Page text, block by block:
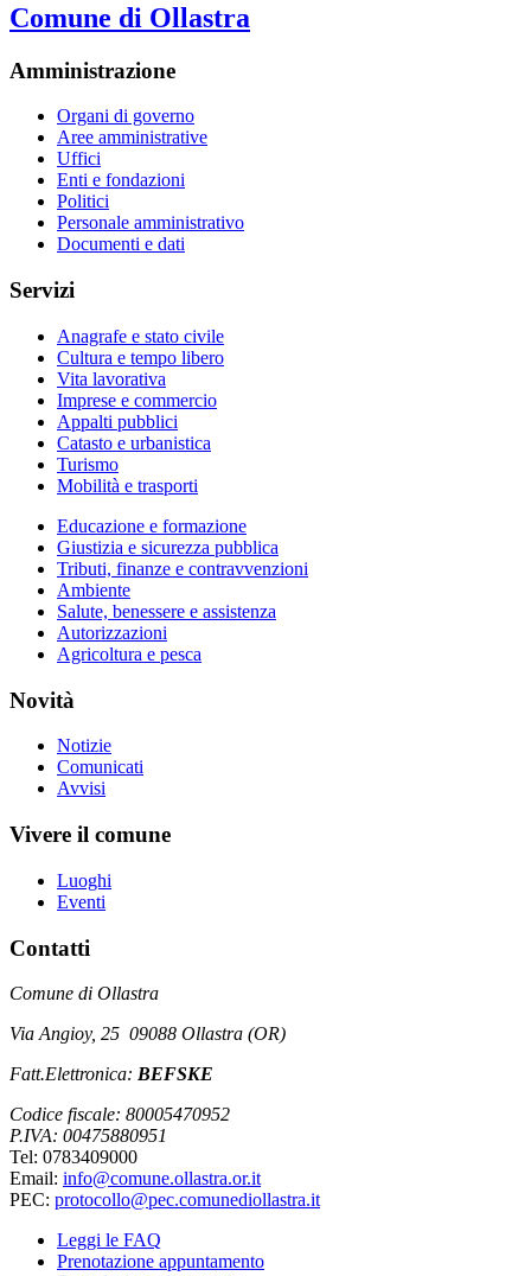
Comune di Ollastra
Amministrazione
Organi di governo
Aree amministrative
Uffici
Enti e fondazioni
Politici
Personale amministrativo
Documenti e dati
Servizi
Anagrafe e stato civile
Cultura e tempo libero
Vita lavorativa
Imprese e commercio
Appalti pubblici
Catasto e urbanistica
Turismo
Mobilità e trasporti
Educazione e formazione
Giustizia e sicurezza pubblica
Tributi, finanze e contravvenzioni
Ambiente
Salute, benessere e assistenza
Autorizzazioni
Agricoltura e pesca
Novità
Notizie
Comunicati
Avvisi
Vivere il comune
Luoghi
Eventi
Contatti
Comune di Ollastra
Via Angioy, 25 09088 Ollastra (OR)
Fatt.Elettronica: BEFSKE
Codice fiscale: 80005470952
P.IVA: 00475880951
Tel: 0783409000
Email: info@comune.ollastra.or.it
PEC: protocollo@pec.comunediollastra.it
Leggi le FAQ
Prenotazione appuntamento